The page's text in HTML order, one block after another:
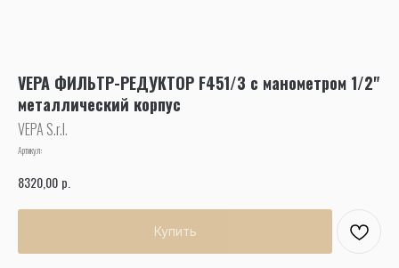
VEPA ФИЛЬТР-РЕДУКТОР F451/3 с манометром 1/2"
металлический корпус
VEPA S.r.l.
Артикул:
8320,00 р.
Купить